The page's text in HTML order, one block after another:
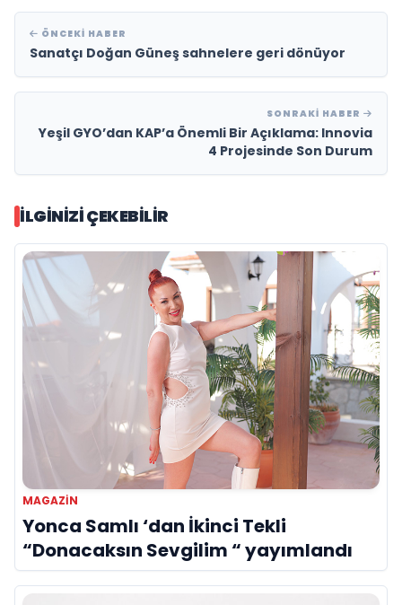
ÖNCEKI HABER
Sanatçı Doğan Güneş sahnelere geri dönüyor
SONRAKI HABER
Yeşil GYO’dan KAP’a Önemli Bir Açıklama: Innovia
4 Projesinde Son Durum
İLGINIZI ÇEKEBILIR
MAGAZIN
Yonca Samlı ‘dan İkinci Tekli
“Donacaksın Sevgilim “ yayımlandı